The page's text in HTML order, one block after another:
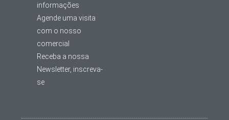
informações
Agende uma visita
com o nosso
comercial
Receba a nossa
Newsletter, inscreva-
se